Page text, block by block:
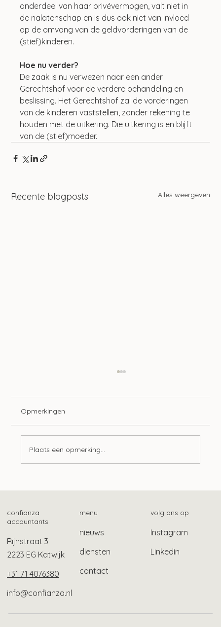
onderdeel van haar privévermogen, valt niet in
de nalatenschap en is dus ook niet van invloed
op de omvang van de geldvorderingen van de
(stief)kinderen.
Hoe nu verder?
De zaak is nu verwezen naar een ander
Gerechtshof voor de verdere behandeling en
beslissing. Het Gerechtshof zal de vorderingen
van de kinderen vaststellen, zonder rekening te
houden met de uitkering. Die uitkering is en blijft
van de (stief)moeder.
Recente blogposts Alles weergeven
Opmerkingen
Plaats een opmerking...
confianza
accountants
Rijnstraat 3
2223 EG Katwijk
+31 71 4076380
info@confianza.nl
menu
nieuws
diensten
contact
volg ons op
Instagram
Linkedin